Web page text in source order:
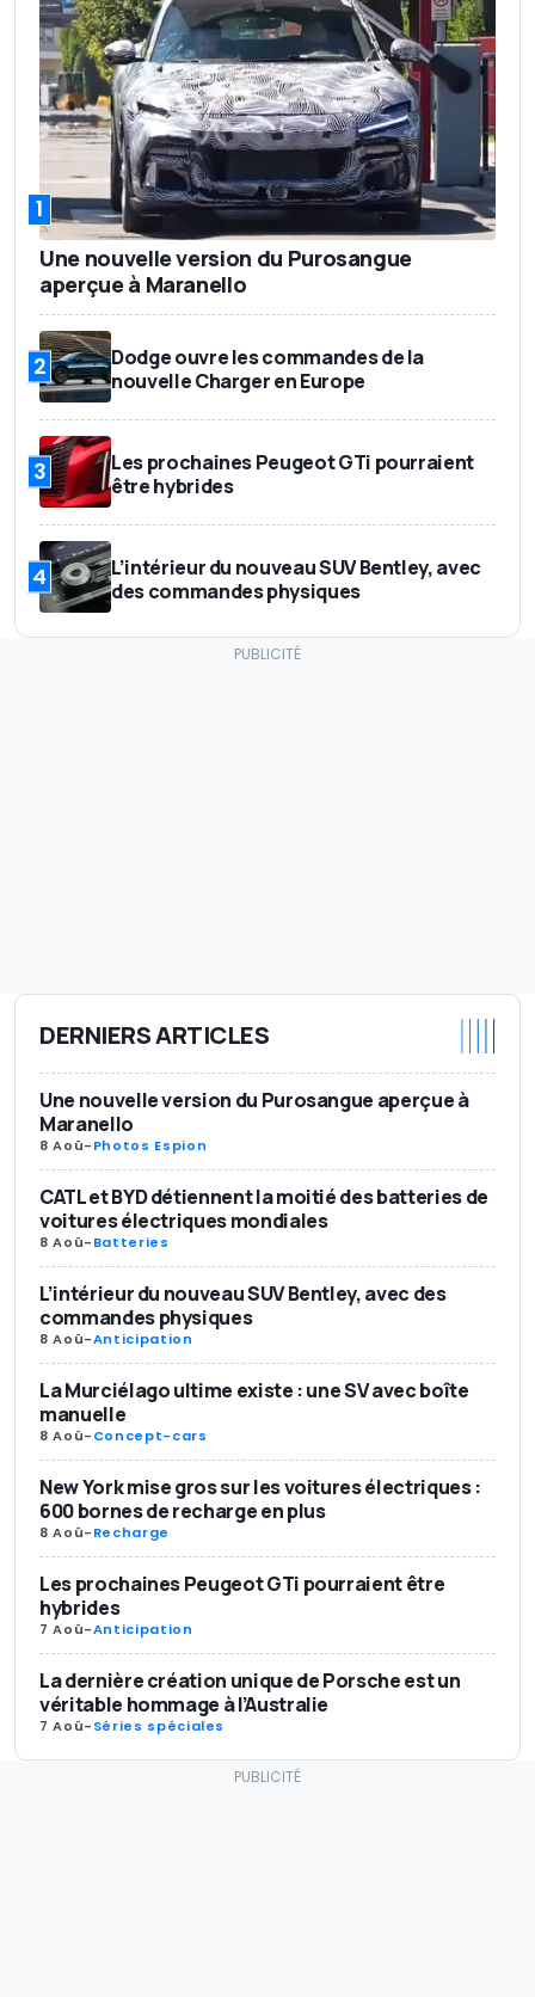
1
Une nouvelle version du Purosangue
aperçue à Maranello
2
Dodge ouvre les commandes de la
nouvelle Charger en Europe
3
Les prochaines Peugeot GTi pourraient
être hybrides
4
L’intérieur du nouveau SUV Bentley, avec
des commandes physiques
DERNIERS ARTICLES
Une nouvelle version du Purosangue aperçue à
Maranello
8 Aoû-Photos Espion
CATL et BYD détiennent la moitié des batteries de
voitures électriques mondiales
8 Aoû-Batteries
L’intérieur du nouveau SUV Bentley, avec des
commandes physiques
8 Aoû-Anticipation
La Murciélago ultime existe : une SV avec boîte
manuelle
8 Aoû-Concept-cars
New York mise gros sur les voitures électriques :
600 bornes de recharge en plus
8 Aoû-Recharge
Les prochaines Peugeot GTi pourraient être
hybrides
7 Aoû-Anticipation
La dernière création unique de Porsche est un
véritable hommage à l’Australie
7 Aoû-Séries spéciales